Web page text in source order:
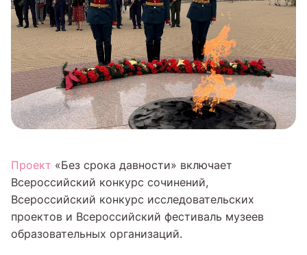
Проект «Без срока давности» включает
Всероссийский конкурс сочинений,
Всероссийский конкурс исследовательских
проектов и Всероссийский фестиваль музеев
образовательных организаций.